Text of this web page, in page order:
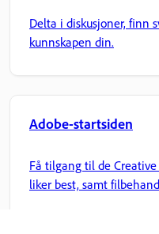
Delta i diskusjoner, finn
kunnskapen din.
Adobe-startsiden
Få tilgang til de
liker best, samt